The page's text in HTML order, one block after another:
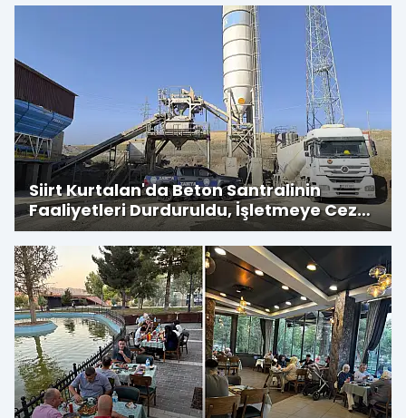
Siirt Kurtalan'da Beton Santralinin
Faaliyetleri Durduruldu, İşletmeye Cezai
İşlem Uygulandı